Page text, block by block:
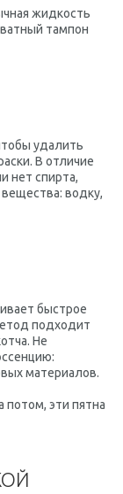
жидкость
тампон
удалить
В отличие
нет спирта,
водку,
быстрое
подходит
Не
материалов.
потом, эти пятна